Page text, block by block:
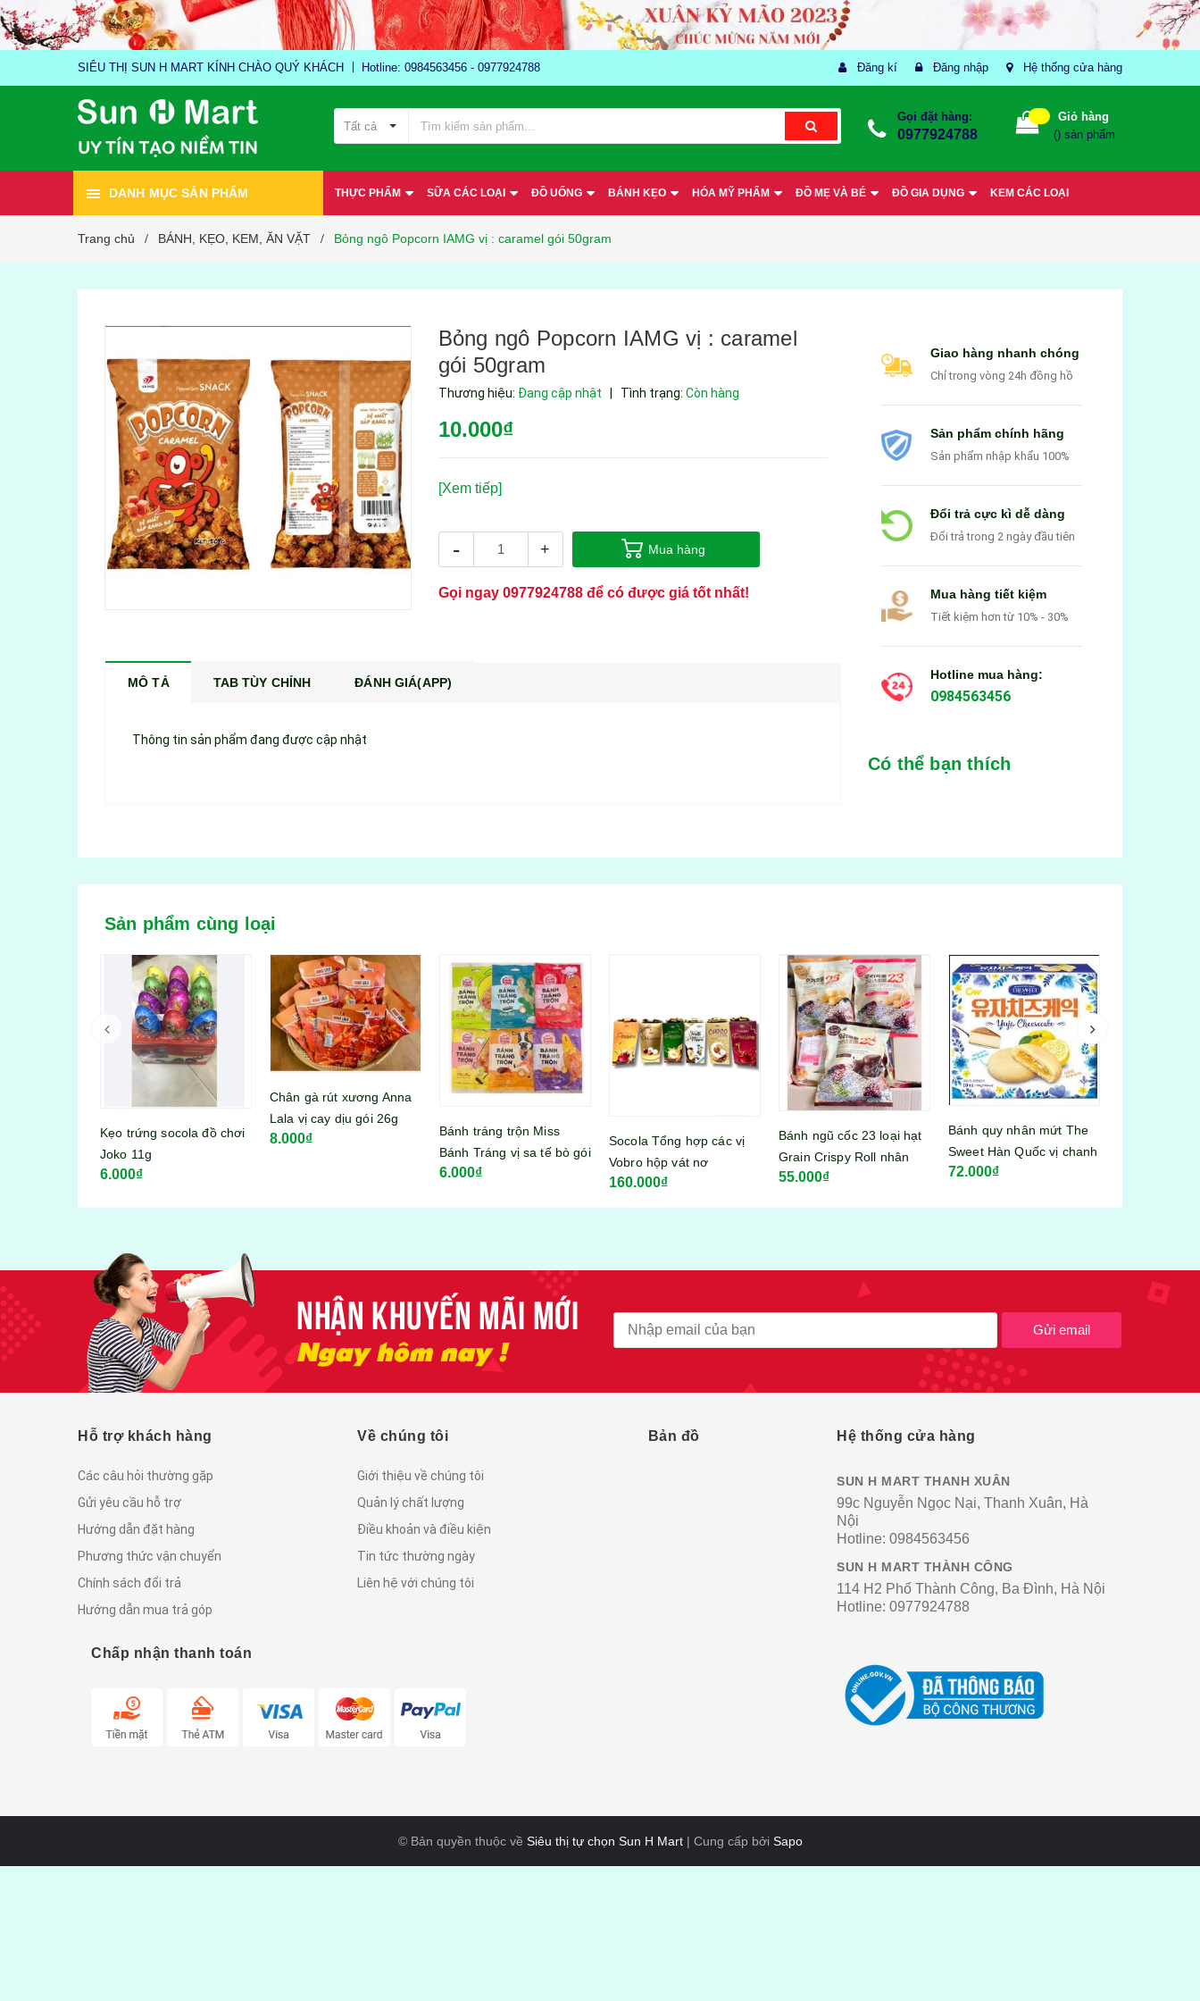
SIÊU THỊ SUN H MART KÍNH CHÀO QUÝ KHÁCH Hotline: 0984563456 - 0977924788 Đăng kí Đăng nhập Hệ thống cửa hàng
Tất cả
Gọi đặt hàng:
0977924788
Giỏ hàng
() sản phẩm
DANH MỤC SẢN PHẨM THỰC PHẨM SỮA CÁC LOẠI ĐỒ UỐNG BÁNH KẸO HÓA MỸ PHẨM ĐỒ MẸ VÀ BÉ ĐỒ GIA DỤNG KEM CÁC LOẠI
Trang chủ / BÁNH, KẸO, KEM, ĂN VẶT / Bỏng ngô Popcorn IAMG vị : caramel gói 50gram
Bỏng ngô Popcorn IAMG vị : caramel
gói 50gram
Thương hiệu: Đang cập nhật Tình trạng: Còn hàng
10.000₫
[Xem tiếp]
- + Mua hàng
Gọi ngay 0977924788để có được giá tốt nhất!
MÔ TẢ TAB TÙY CHỈNH ĐÁNH GIÁ(APP)
Thông tin sản phẩm đang được cập nhật
Giao hàng nhanh chóng
Chỉ trong vòng 24h đồng hồ
Sản phẩm chính hãng
Sản phẩm nhập khẩu 100%
Đổi trả cực kì dễ dàng
Đổi trả trong 2 ngày đầu tiên
Mua hàng tiết kiệm
Tiết kiệm hơn từ 10% - 30%
Hotline mua hàng:
0984563456
Có thể bạn thích
Sản phẩm cùng loại
Chân gà rút xương Anna
8.000₫
Bánh tráng trộn Miss
Socola Tổng hợp các vị
Vobro hộp vát nơ
160.000₫
Bánh ngũ cốc 23 loại hạt
Grain Crispy Roll nhân
kem dâu Hàn Quốc gói
55.000₫
Bánh quy nhân mứt The
Sweet Hàn Quốc vị chanh
190g
72.000₫
Bánh quy ăn kiêng Zero
Baloco Ý vị chocolate hộp
210gr
78.000₫
Gửi email
Hỗ trợ khách hàng
Các câu hỏi thường gặp
Gửi yêu cầu hỗ trợ
Hướng dẫn đặt hàng
Phương thức vận chuyển
Chính sách đổi trả
Hướng dẫn mua trả góp
Về chúng tôi
Giới thiệu về chúng tôi
Quản lý chất lượng
Điều khoản và điều kiện
Tin tức thường ngày
Liên hệ với chúng tôi
Chấp nhận thanh toán
Bản đồ Hệ thống cửa hàng
SUN H MART THANH XUÂN
99c Nguyễn Ngọc Nại, Thanh Xuân, Hà
Nội
Hotline: 0984563456
SUN H MART THÀNH CÔNG
114 H2 Phố Thành Công, Ba Đình, Hà Nội
Hotline: 0977924788
© Bản quyền thuộc về Siêu thị tự chọn Sun H Mart| Cung cấp bởi Sapo